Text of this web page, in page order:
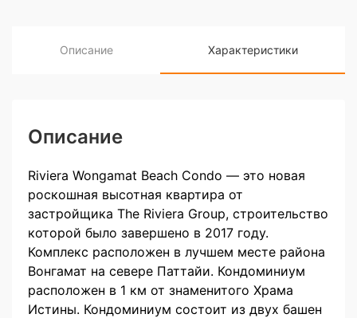
Описание Характеристики
Описание
Riviera Wongamat Beach Condo — это новая
роскошная высотная квартира от
застройщика The Riviera Group, строительство
которой было завершено в 2017 году.
Комплекс расположен в лучшем месте района
Вонгамат на севере Паттайи. Кондоминиум
расположен в 1 км от знаменитого Храма
Истины. Кондоминиум состоит из двух башен